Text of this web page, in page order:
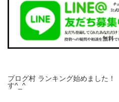
ブログ村 ランキング始めました
す^_^